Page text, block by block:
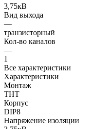
3,75кВ
Вид выхода
—
транзисторный
Кол-во каналов
—
1
Все характеристики
Характеристики
Монтаж
THT
Корпус
DIP8
Напряжение изоляции